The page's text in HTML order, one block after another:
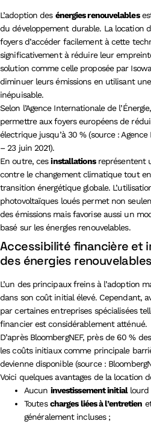
L’adoption des énergies renouvelables
du développement durable. La location
foyers d’accéder facilement à cette
significativement à réduire leur
solution comme celle proposée par
diminuer leurs émissions en utilisant
inépuisable.
Selon l’Agence Internationale de
permettre aux foyers européens de
électrique jusqu’à 30 % (source :
– 23 juin 2021).
En outre, cesinstallationsreprésentent
contre le changement climatique tout
transition énergétique globale.
photovoltaïques loués permet non
des émissions mais favorise aussi un
basé sur les énergies renouvelables.
Accessibilité financière et
des énergies renouvelables
L’un des principaux freins à l’adoption
dans son coût initial élevé. Cependant,
par certaines entreprises spécialisées
financier est considérablement atténué.
D’après BloombergNEF, près de 60 %
les coûts initiaux comme principale
devienne disponible (source :
Voici quelques avantages de la location
Aucun investissement initiallourd
Toutescharges liées à l’entretien
généralement incluses ;